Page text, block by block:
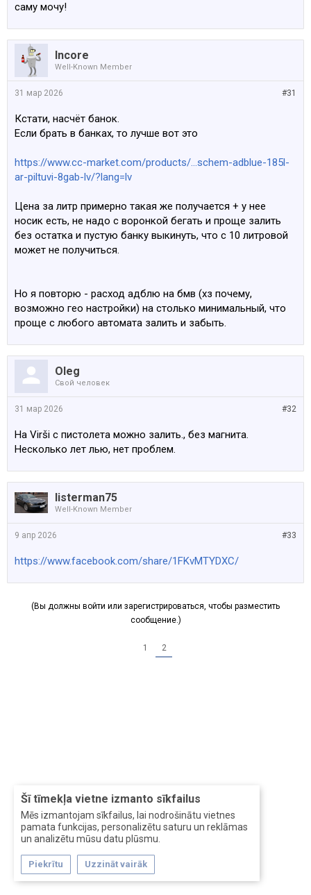
Šī tīmekļa vietne izmanto sīkfailus
Mēs izmantojam sīkfailus, lai nodrošinātu vietnes
pamata funkcijas, personalizētu saturu un reklāmas
un analizētu mūsu datu plūsmu.
Piekrītu Uzzināt vairāk
саму мочу!
Incore
Well-Known Member
#31
31 мар 2026
Кстати, насчёт банок.
Если брать в банках, то лучше вот это
https://www.cc-market.com/products/...schem-adblue-185l-
ar-piltuvi-8gab-lv/?lang=lv
Цена за литр примерно такая же получается + у нее
носик есть, не надо с воронкой бегать и проще залить
без остатка и пустую банку выкинуть, что с 10 литровой
может не получиться.
Но я повторю - расход адблю на бмв (хз почему,
возможно гео настройки) на столько минимальный, что
проще с любого автомата залить и забыть.
Oleg
Свой человек
#32
31 мар 2026
На Virši с пистолета можно залить., без магнита.
Несколько лет лью, нет проблем.
listerman75
Well-Known Member
#33
9 апр 2026
https://www.facebook.com/share/1FKvMTYDXC/
(Вы должны войти или зарегистрироваться, чтобы разместить
сообщение.)
1 2